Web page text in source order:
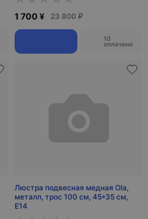
1 700 ¥ 23 800 ₽
10
оплачено
Люстра подвесная медная Ola,
металл, трос 100 см, 45*35 см,
Е14